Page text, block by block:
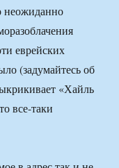
неожиданно
еврейских
(задумайтесь об
«Хайль
все-таки